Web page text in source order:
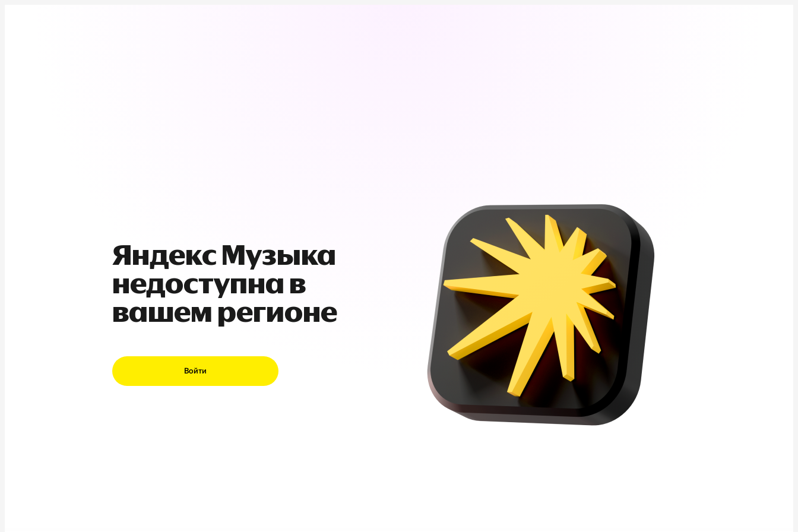
Яндекс Музыка
недоступна в
вашем регионе
Войти